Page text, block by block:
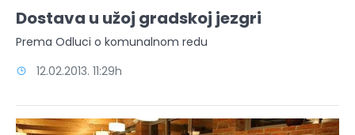
Dostava u užoj gradskoj jezgri
Prema Odluci o komunalnom redu
12.02.2013. 11:29h